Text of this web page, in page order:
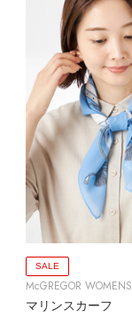
SALE
McGREGOR WOMENS
マリンスカーフ